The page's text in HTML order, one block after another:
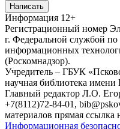
Написать
Информация 12+
Регистрационный номер
г. Федеральной службой по
информационных
(Роскомнадзор).
Учредитель – ГБУК
научная библиотека имени
Главный редактор Л.О.
+7(8112)72-84-01,
материалов прямая ссылка
Информационная